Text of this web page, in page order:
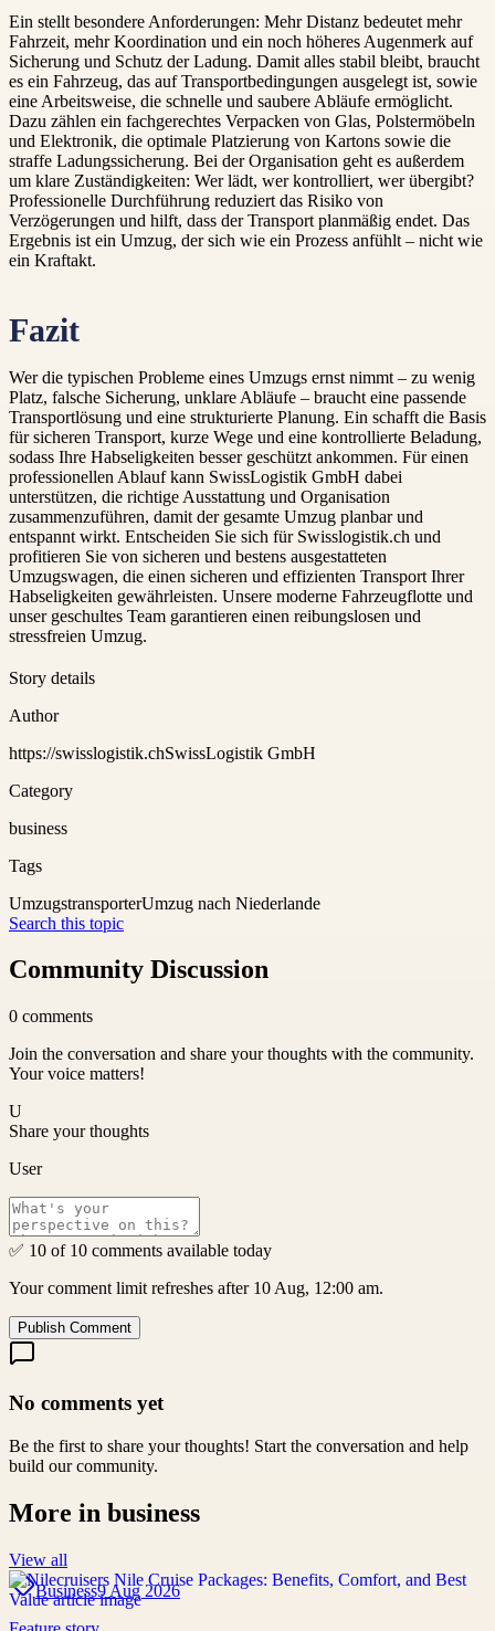
Ein stellt besondere Anforderungen: Mehr Distanz bedeutet mehr
Fahrzeit, mehr Koordination und ein noch höheres Augenmerk auf
Sicherung und Schutz der Ladung. Damit alles stabil bleibt, braucht
es ein Fahrzeug, das auf Transportbedingungen ausgelegt ist, sowie
eine Arbeitsweise, die schnelle und saubere Abläufe ermöglicht.
Dazu zählen ein fachgerechtes Verpacken von Glas, Polstermöbeln
und Elektronik, die optimale Platzierung von Kartons sowie die
straffe Ladungssicherung. Bei der Organisation geht es außerdem
um klare Zuständigkeiten: Wer lädt, wer kontrolliert, wer übergibt?
Professionelle Durchführung reduziert das Risiko von
Verzögerungen und hilft, dass der Transport planmäßig endet. Das
Ergebnis ist ein Umzug, der sich wie ein Prozess anfühlt – nicht wie
ein Kraftakt.
Fazit
Wer die typischen Probleme eines Umzugs ernst nimmt – zu wenig
Platz, falsche Sicherung, unklare Abläufe – braucht eine passende
Transportlösung und eine strukturierte Planung. Ein schafft die Basis
für sicheren Transport, kurze Wege und eine kontrollierte Beladung,
sodass Ihre Habseligkeiten besser geschützt ankommen. Für einen
professionellen Ablauf kann SwissLogistik GmbH dabei
unterstützen, die richtige Ausstattung und Organisation
zusammenzuführen, damit der gesamte Umzug planbar und
entspannt wirkt. Entscheiden Sie sich für Swisslogistik.ch und
profitieren Sie von sicheren und bestens ausgestatteten
Umzugswagen, die einen sicheren und effizienten Transport Ihrer
Habseligkeiten gewährleisten. Unsere moderne Fahrzeugflotte und
unser geschultes Team garantieren einen reibungslosen und
stressfreien Umzug.
Story details
Author
https://swisslogistik.chSwissLogistik GmbH
Category
business
Tags
UmzugstransporterUmzug nach Niederlande
Search this topic
Community Discussion
0 comments
Join the conversation and share your thoughts with the community.
Your voice matters!
U
Share your thoughts
User
✅ 10 of 10 comments available today
Your comment limit refreshes after 10 Aug, 12:00 am.
Publish Comment
No comments yet
Be the first to share your thoughts! Start the conversation and help
build our community.
More in business
View all
Business9 Aug 2026